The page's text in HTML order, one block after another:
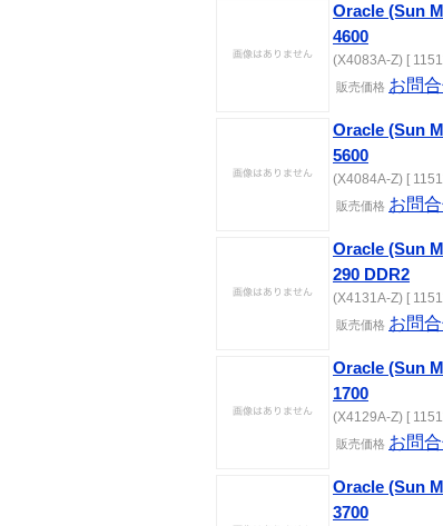
Oracle (Sun
4600
(X4083A-Z) [
販売価格 お問
Oracle (Sun
5600
(X4084A-Z) [
販売価格 お問
Oracle (Sun
290 DDR2
(X4131A-Z) [
販売価格 お問
Oracle (Sun
1700
(X4129A-Z) [
販売価格 お問
Oracle (Sun
3700